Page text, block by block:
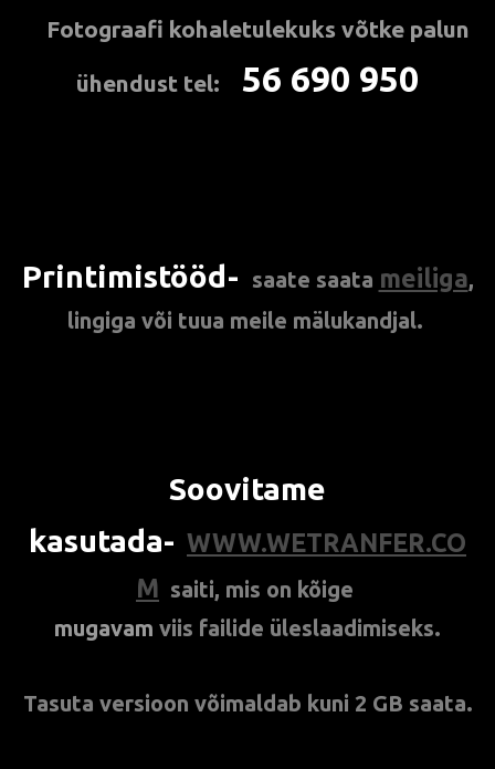
Fotograafi kohaletulekuks võtke palun
ühendust tel: 56 690 950
Printimistööd- saate saata meiliga,
lingiga või tuua meile mälukandjal.
Soovitame
kasutada- WWW.WETRANFER.CO
M saiti, mis on kõige
mugavam viis failide üleslaadimiseks.
Tasuta versioon võimaldab kuni 2 GB saata.